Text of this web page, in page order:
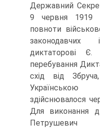
Державний
9 червня 1919
повноти
диктаторові
перебування
схід від
здійснювалося
Для виконання